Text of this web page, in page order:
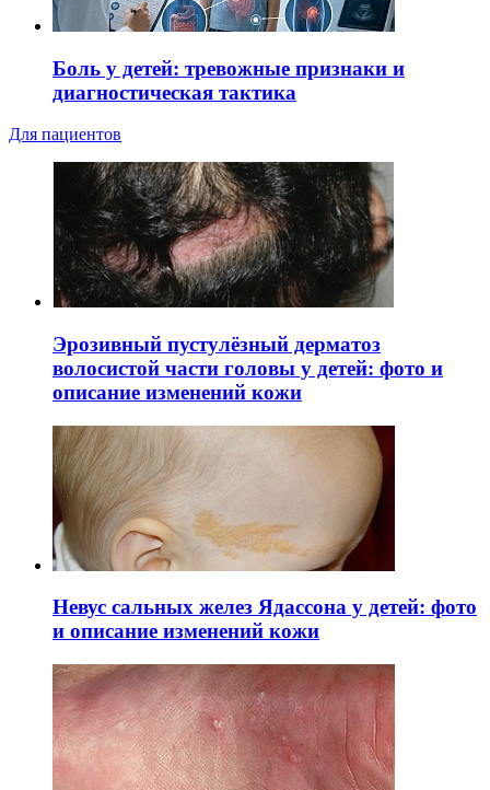
Боль у детей: тревожные признаки и
диагностическая тактика
Для пациентов
Эрозивный пустулёзный дерматоз
волосистой части головы у детей: фото и
описание изменений кожи
Невус сальных желез Ядассона у детей: фото
и описание изменений кожи